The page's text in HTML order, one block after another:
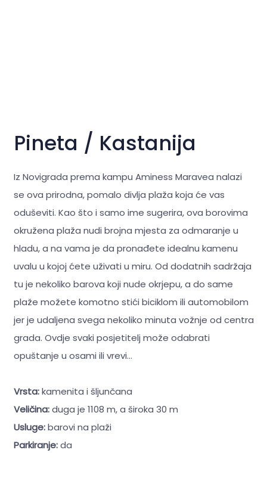
Pineta / Kastanija
Iz Novigrada prema kampu Aminess Maravea nalazi
se ova prirodna, pomalo divlja plaža koja će vas
oduševiti. Kao što i samo ime sugerira, ova borovima
okružena plaža nudi brojna mjesta za odmaranje u
hladu, a na vama je da pronađete idealnu kamenu
uvalu u kojoj ćete uživati u miru. Od dodatnih sadržaja
tu je nekoliko barova koji nude okrjepu, a do same
plaže možete komotno stići biciklom ili automobilom
jer je udaljena svega nekoliko minuta vožnje od centra
grada. Ovdje svaki posjetitelj može odabrati
opuštanje u osami ili vrevi...
Vrsta:kamenita i šljunčana
Veličina:duga je 1108 m, a široka 30 m
Usluge:barovi na plaži
Parkiranje:da